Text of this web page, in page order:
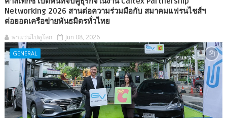
Networking 2026 สานต่อความร่วมมือกับ สมาคมแฟรนไชส์ฯ
ต่อยอดเครือข่ายพันธมิตรทั่วไทย
พาแว่นไปดูโลก Jun 08, 2026
GENERAL